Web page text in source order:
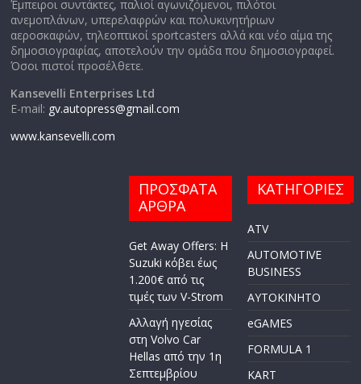
Έμπειροι συντάκτες, παλιοί αγωνιζόμενοι, πιλότοι
ανεμοπλάνων, υπερελαφρών και πολυκινητήριων
αεροσκαφών, τηλεοπτικοί sportcasters αλλά και νέο αίμα της
δημοσιογραφίας, αποτελούν την ομάδα που δημοσιογραφεί.
Όσοι πιστοί προσέλθετε.
Kansevelli Enterprises Ltd
E-mail: gv.autopress@gmail.com
www.kansevelli.com
ΠΡΟΣΦΑΤΑ
ΑΡΘΡΑ
Get Away Offers: Η
Suzuki κόβει έως
1.200€ από τις
τιμές των V-Strom
Αλλαγή ηγεσίας
στη Volvo Car
Hellas από την 1η
Σεπτεμβρίου
ΚΑΤΗΓΟΡΙΕΣ
ATV
AUTOMOTIVE
BUSINESS
AYTOKINHTO
eGAMES
FORMULA 1
KART